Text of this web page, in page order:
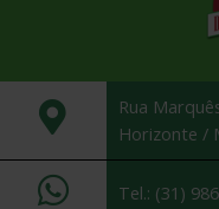
Rua
Horizonte /
Tel.: (31)